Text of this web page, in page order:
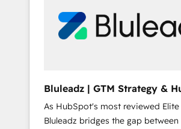
long-term value and a consistently
client experience.
Connectors, workflows, and data
architectures that make HubSpot
HubSpot beyond standard
AI-FIRST- AI across customer-
operations to accelerate
Bluleadz | GTM Strategy &
Implementation
As HubSpot's most reviewed Elite
Bluleadz bridges the gap